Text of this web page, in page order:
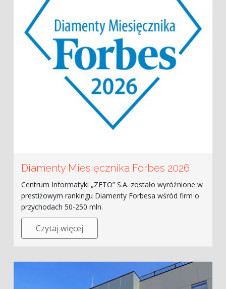
Diamenty Miesięcznika Forbes 2026
Centrum Informatyki „ZETO” S.A. zostało wyróżnione w
prestiżowym rankingu Diamenty Forbesa wśród firm o
przychodach 50-250 mln.
Czytaj więcej